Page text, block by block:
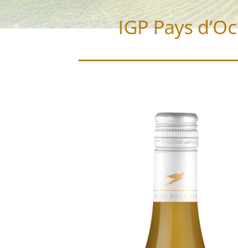
IGP Pays d’Oc